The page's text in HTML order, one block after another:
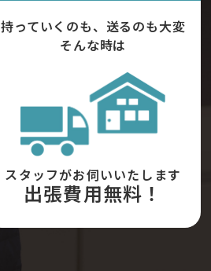
持っていくのも、送るのも大変
そんな時は
スタッフがお伺いいたします
出張費用無料！